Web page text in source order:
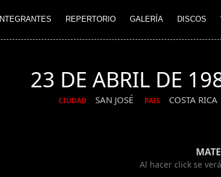
INTEGRANTES REPERTORIO GALERÍA DISCOS
23 DE ABRIL DE
CIUDAD SAN JOSÉ PAIS COSTA RICA
Al hacer click se